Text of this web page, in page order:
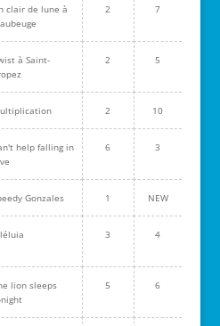
clair de lune à
2 7
à Saint-
2 5
2 10
help falling in
6 3
Gonzales 1 NEW
3 4
lion sleeps
5 6